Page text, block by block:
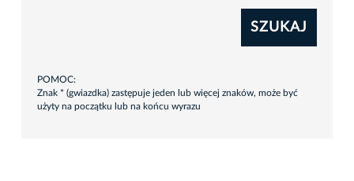
SZUKAJ
POMOC:
Znak * (gwiazdka) zastępuje jeden lub więcej znaków, może być
użyty na początku lub na końcu wyrazu